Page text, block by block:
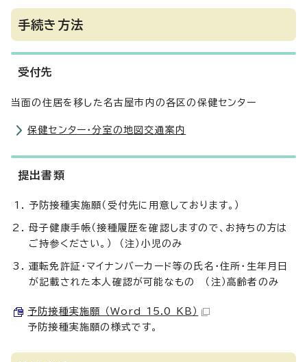
手続き方法
受付先
当面の住居を移した名古屋市内の各区の保健センター
保健センター・分室の地図交通案内
提出書類
予防接種実施願（受付先に用意しております。）
母子健康手帳（接種履歴を確認しますので、お持ちの方は
ご持参ください。） （注）小児のみ
運転免許証・マイナンバーカード等の氏名・住所・生年月日
が記載された本人確認が可能なもの （注）高齢者のみ
予防接種実施願 （Word 15.0 KB）
予防接種実施願の様式です。